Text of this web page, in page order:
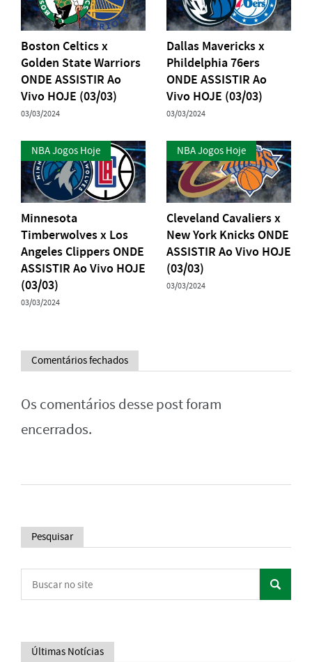
Boston Celtics x
Golden State Warriors
ONDE ASSISTIR Ao
Vivo HOJE (03/03)
03/03/2024
Dallas Mavericks x
Phildelphia 76ers
ONDE ASSISTIR Ao
Vivo HOJE (03/03)
03/03/2024
NBA Jogos Hoje
Minnesota
Timberwolves x Los
Angeles Clippers ONDE
ASSISTIR Ao Vivo HOJE
(03/03)
03/03/2024
NBA Jogos Hoje
Cleveland Cavaliers x
New York Knicks ONDE
ASSISTIR Ao Vivo HOJE
(03/03)
03/03/2024
Comentários fechados
Os comentários desse post foram
encerrados.
Pesquisar
Últimas Notícias